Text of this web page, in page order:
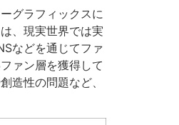
グラフィックスに
、現実世界では実
などを通じてファ
ァン層を獲得して
造性の問題など、